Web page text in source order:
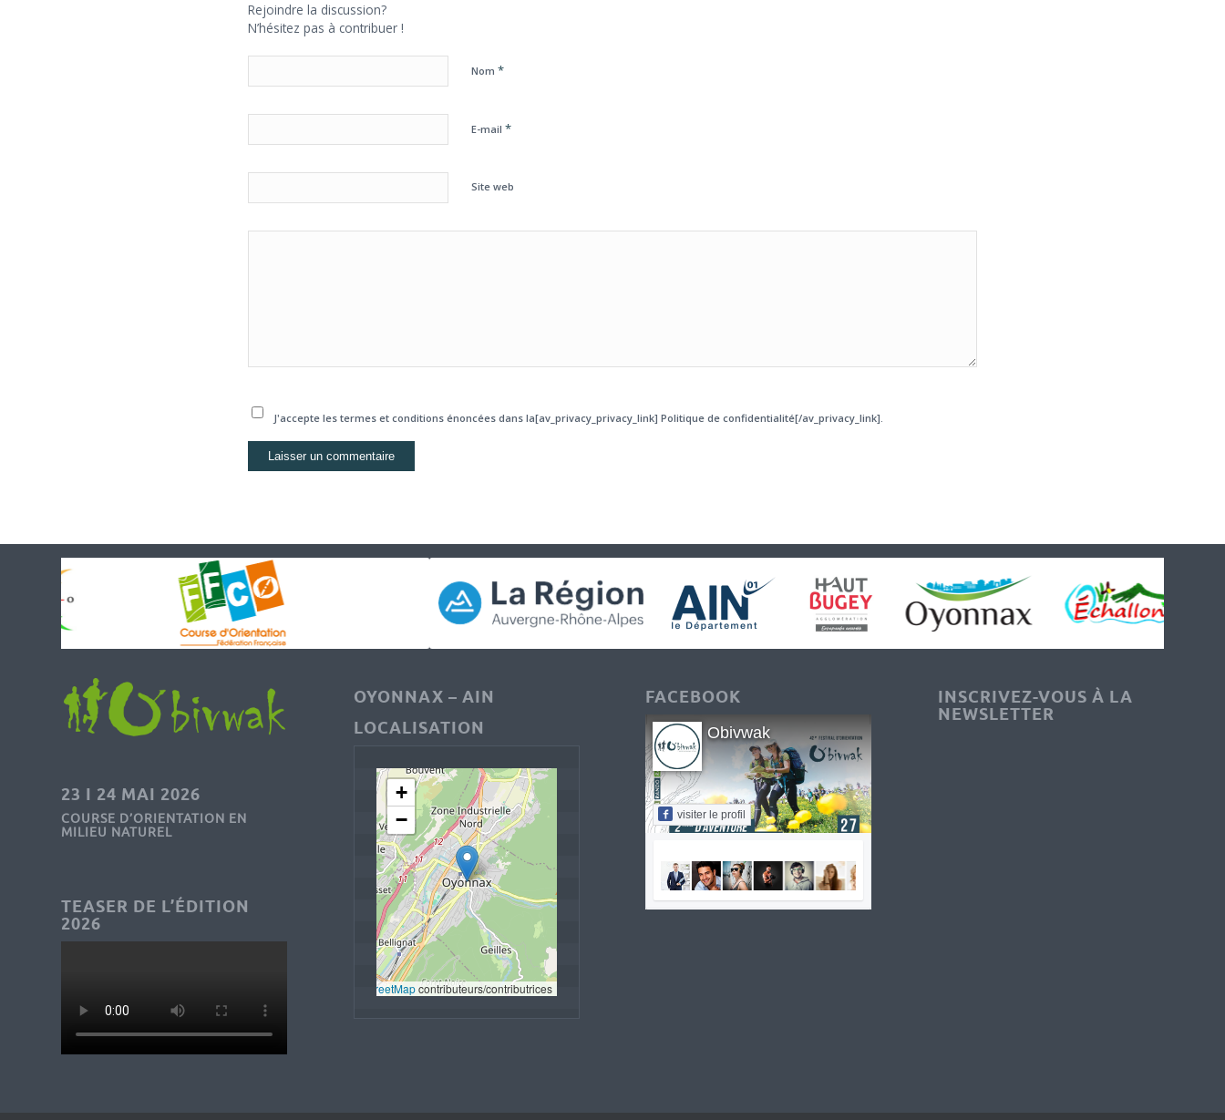
Rejoindre la discussion?
N’hésitez pas à contribuer !
Nom *
E-mail *
Site web
J'accepte les termes et conditions énoncées dans la[av_privacy_privacy_link] Politique de confidentialité[/av_privacy_link].
23 I 24 MAI 2026
COURSE D’ORIENTATION EN
MILIEU NATUREL
TEASER DE L’ÉDITION
2026
OYONNAX – AIN
LOCALISATION
+
−
OpenStreetMap contributeurs/contributrices
FACEBOOK
Obivwak
visiter le profil
INSCRIVEZ-VOUS À LA
NEWSLETTER